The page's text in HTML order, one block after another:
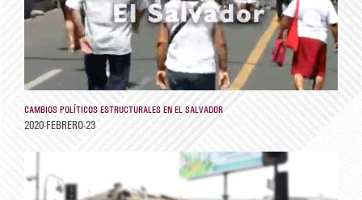
CAMBIOS POLÍTICOS ESTRUCTURALES EN EL SALVADOR
2020-FEBRERO-23